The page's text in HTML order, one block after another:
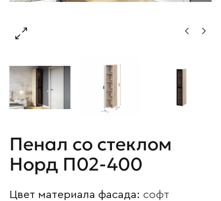
Пенал со стеклом
Норд П02-400
Цвет материала фасада: софт